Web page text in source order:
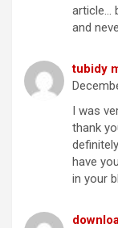
article…
and
tubidy
I was
thank
have
in your